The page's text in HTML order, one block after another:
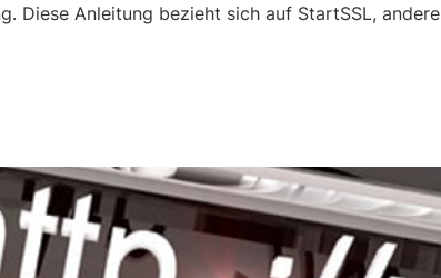
Diese Anleitung bezieht sich auf StartSSL, andere